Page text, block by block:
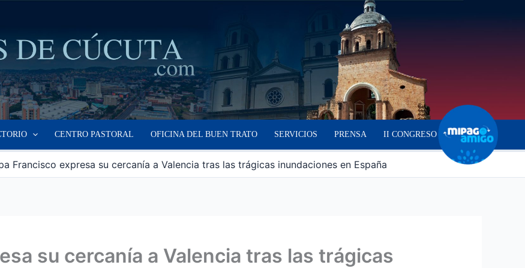
CENTRO PASTORAL OFICINA DEL BUEN TRATO SERVICIOS PRENSA II CONGRESO
Francisco expresa su cercanía a Valencia tras las trágicas inundaciones en España
su cercanía a Valencia tras las trágicas